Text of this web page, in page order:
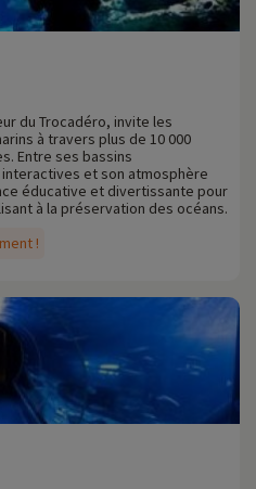
!
du Trocadéro, invite les
à travers plus de 10 000
Entre ses bassins
et son atmosphère
éducative et divertissante pour
à la préservation des océans.